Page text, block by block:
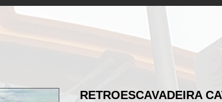
RETROESCAVADEIRA